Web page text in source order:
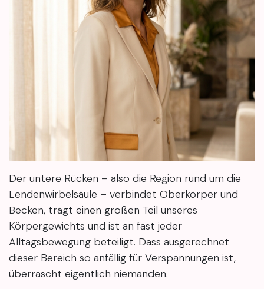
Der untere Rücken – also die Region rund um die
Lendenwirbelsäule – verbindet Oberkörper und
Becken, trägt einen großen Teil unseres
Körpergewichts und ist an fast jeder
Alltagsbewegung beteiligt. Dass ausgerechnet
dieser Bereich so anfällig für Verspannungen ist,
überrascht eigentlich niemanden.